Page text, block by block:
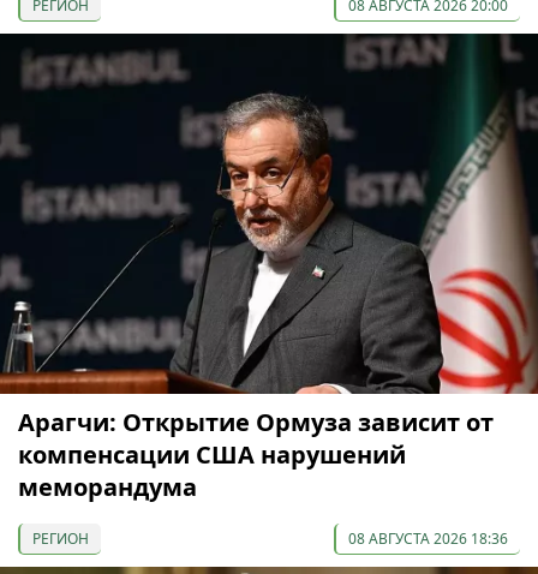
РЕГИОН 08 АВГУСТА 2026 20:00
Арагчи: Открытие Ормуза зависит от
компенсации США нарушений
меморандума
РЕГИОН 08 АВГУСТА 2026 18:36